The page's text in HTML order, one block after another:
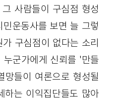
사람들이 구심점 형성
운동사를 보면 늘 그렇
구심점이 없다는 소리
누군가에게 신뢰를 '만들
들이 여론으로 형성될
하는 이익집단들도 많아